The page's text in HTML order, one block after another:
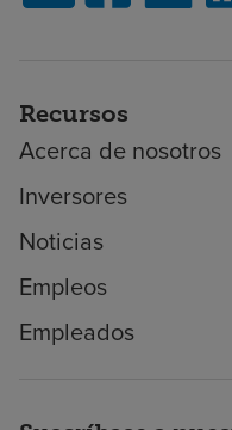
Recursos
Acerca de nosotros
Inversores
Noticias
Empleos
Empleados